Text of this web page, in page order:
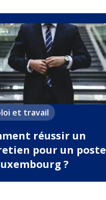
et travail
réussir un
pour un poste
?